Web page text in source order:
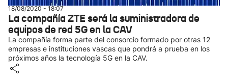
18/08/2020 - 18:07
La compañía ZTE será la suministradora de
equipos de red 5G en la CAV
La compañía forma parte del consorcio formado por otras 12
empresas e instituciones vascas que pondrá a prueba en los
próximos años la tecnología 5G en la CAV.